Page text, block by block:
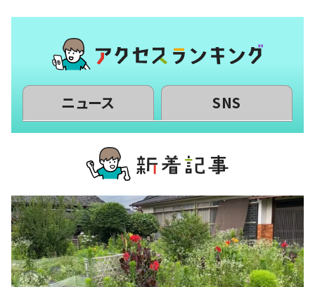
ニュース SNS